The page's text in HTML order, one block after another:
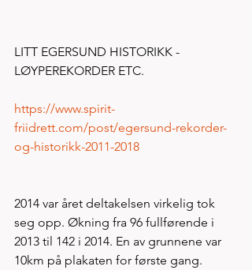
LITT EGERSUND HISTORIKK -
LØYPEREKORDER ETC.
https://www.spirit-
friidrett.com/post/egersund-rekorder-
og-historikk-2011-2018
2014 var året deltakelsen virkelig tok
seg opp. Økning fra 96 fullførende i
2013 til 142 i 2014. En av grunnene var
10km på plakaten for første gang.